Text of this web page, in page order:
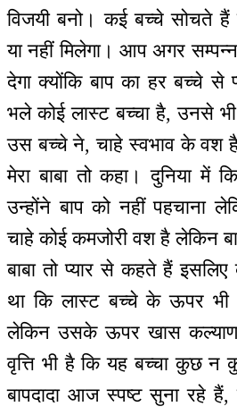
विजयी बनो। कई बच्चे सोचते हैं
या नहीं मिलेगा। आप अगर
देगा क्योंकि बाप का हर बच्चे से
भले कोई लास्ट बच्चा है, उनसे भी
उस बच्चे ने, चाहे स्वभाव के वश
मेरा बाबा तो कहा। दुनिया में
उन्होंने बाप को नहीं पहचाना
चाहे कोई कमजोरी वश है लेकिन
बाबा तो प्यार से कहते हैं
था कि लास्ट बच्चे के ऊपर भी
लेकिन उसके ऊपर खास कल्याण
वृत्ति भी है कि यह बच्चा कुछ
बापदादा आज स्पष्ट सुना रहे